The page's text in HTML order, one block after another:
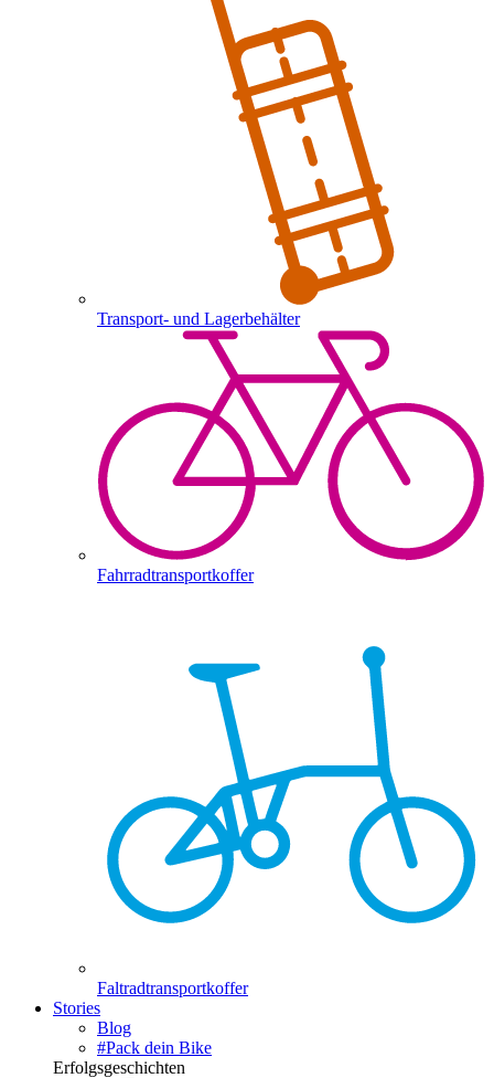
Transport- und Lagerbehälter
Fahrradtransportkoffer
Faltradtransportkoffer
Stories
Blog
#Pack dein Bike
Erfolgsgeschichten